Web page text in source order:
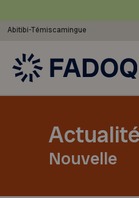
Abitibi-Témiscamingue
Nouvelle